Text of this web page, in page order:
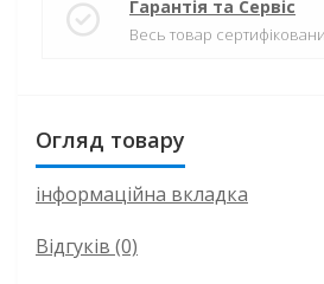
Гарантія та Сервіс
Весь товар
Огляд товару
інформаційна вкладка
Відгуків (0)